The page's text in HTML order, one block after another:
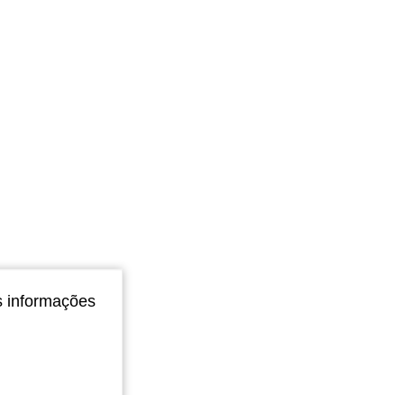
informações